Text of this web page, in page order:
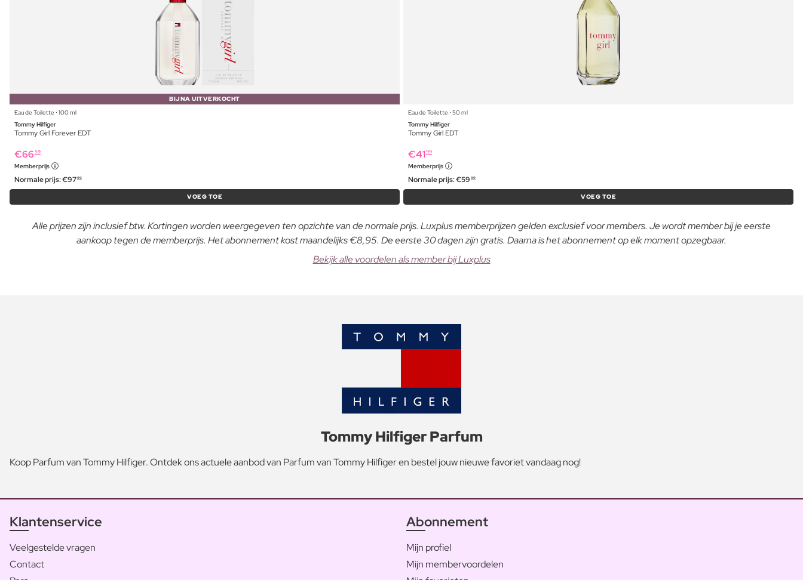
BIJNA UITVERKOCHT
Eau de Toilette ⋅ 100 ml
Tommy Hilfiger
Tommy Girl Forever EDT
€66 59
Memberprijs
Normale prijs:€9799
VOEG TOE
Eau de Toilette ⋅ 50 ml
Tommy Hilfiger
Tommy Girl EDT
€4199
Memberprijs
Normale prijs:€59 99
VOEG TOE
Alle prijzen zijn inclusief btw. Kortingen worden weergegeven ten opzichte van de normale prijs. Luxplus memberprijzen gelden exclusief voor members. Je wordt member bij je eerste
aankoop tegen de memberprijs. Het abonnement kost maandelijks €8,95. De eerste 30 dagen zijn gratis. Daarna is het abonnement op elk moment opzegbaar.
Bekijk alle voordelen als member bij Luxplus
Tommy Hilfiger Parfum
Koop Parfum van Tommy Hilfiger. Ontdek ons actuele aanbod van Parfum van Tommy Hilfiger en bestel jouw nieuwe favoriet vandaag nog!
Klantenservice
Veelgestelde vragen
Contact
Abonnement
Mijn profiel
Mijn membervoordelen